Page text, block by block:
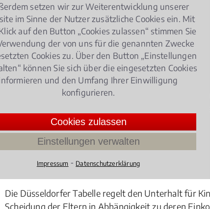
Ein Kindergeldanspruch besteht bis zum 25.
Erstausbildung befindet. Bei vielen Eltern herrscht
Kindergeld hat, wie hoch das zu erwartende
werden kann.
4.172506738544475 /5(371 Bewertungen)
Tabelle
Die Düsseldorfer Tabelle regelt den Unterhalt für
Scheidung der Eltern in Abhängigkeit zu deren
setzen wir zur Weiterentwicklung unserer
im Sinne der Nutzer zusätzliche Cookies ein. Mit
auf den Button „Cookies zulassen“ stimmen Sie
der von uns für die genannten Zwecke
Cookies zu. Über den Button „Einstellungen
können Sie sich über die eingesetzten Cookies
und den Umfang Ihrer Einwilligung
konfigurieren.
Cookies zulassen
Einstellungen verwalten
Impressum ⁃ Datenschutzerklärung